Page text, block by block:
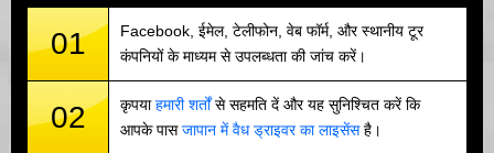
01
Facebook, ईमेल, टेलीफोन, वेब फॉर्म, और स्थानीय टूर
कंपनियों के माध्यम से उपलब्धता की जांच करें।
02 कृपयाहमारी शर्तोंसे सहमति दें और यह सुनिश्चित करें कि
आपके पासजापान में वैध ड्राइवर का लाइसेंसहै।